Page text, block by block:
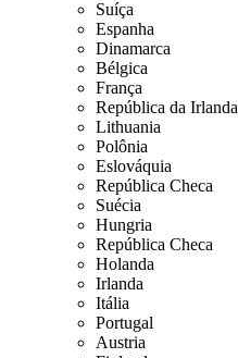
Suíça
Espanha
Dinamarca
Bélgica
França
República da Irlanda
Lithuania
Polônia
Eslováquia
República Checa
Suécia
Hungria
República Checa
Holanda
Irlanda
Itália
Portugal
Austria